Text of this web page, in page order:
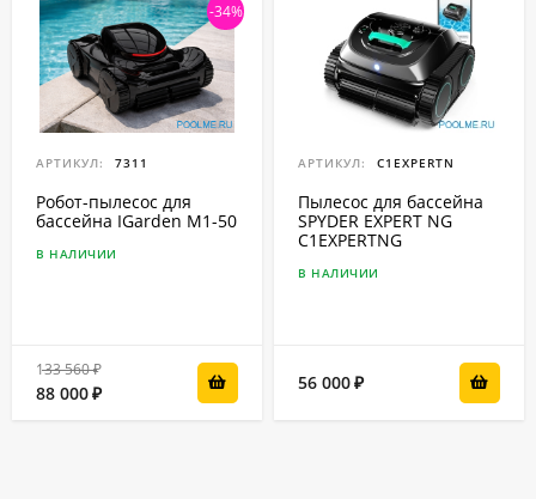
-34%
АРТИКУЛ: 7311
Робот-пылесоc для
бассейна IGarden M1-50
В НАЛИЧИИ
133 560 ₽
88 000₽
АРТИКУЛ: C1EXPERTN
Пылесос для бассейна
SPYDER EXPERT NG
C1EXPERTNG
В НАЛИЧИИ
56 000₽